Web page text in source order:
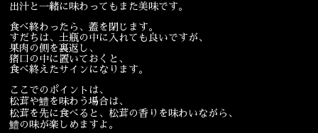
出汁と一緒に味わってもまた美味です。
食べ終わったら、蓋を閉じます。
すだちは、土瓶の中に入れても良いですが、
果肉の側を裏返し、
猪口の中に置いておくと、
食べ終えたサインになります。
ここでのポイントは、
松茸や鱧を味わう場合は、
松茸を先に食べると、松茸の香りを味わいながら、
鱧の味が楽しめますよ。